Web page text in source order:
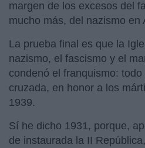
margen de los excesos del
mucho más, del nazismo en
La prueba final es que la
nazismo, el fascismo y el
condenó el franquismo:
cruzada, en honor a los
1939.
Sí he dicho 1931, porque,
de instaurada la II